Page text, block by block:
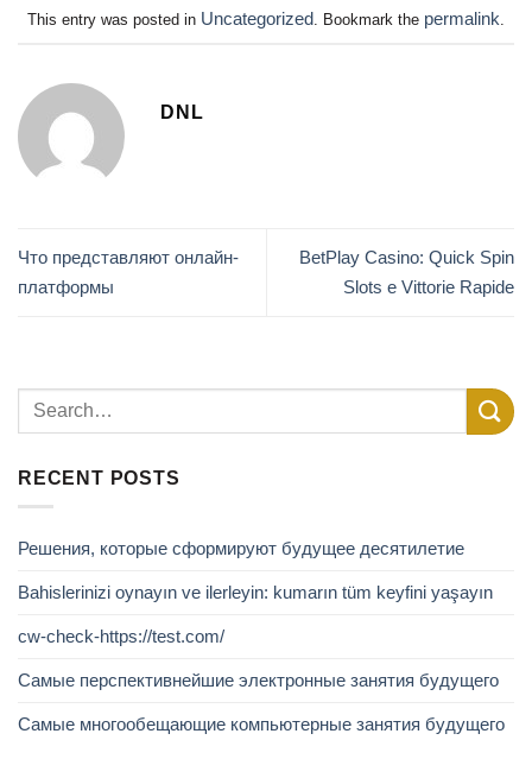
This entry was posted in Uncategorized . Bookmark the permalink.
DNL
Что представляют онлайн-
платформы
BetPlay Casino: Quick Spin
Slots e Vittorie Rapide
RECENT POSTS
Решения, которые сформируют будущее десятилетие
Bahislerinizi oynayın ve ilerleyin: kumarın tüm keyfini yaşayın
cw-check-https://test.com/
Самые перспективнейшие электронные занятия будущего
Самые многообещающие компьютерные занятия будущего